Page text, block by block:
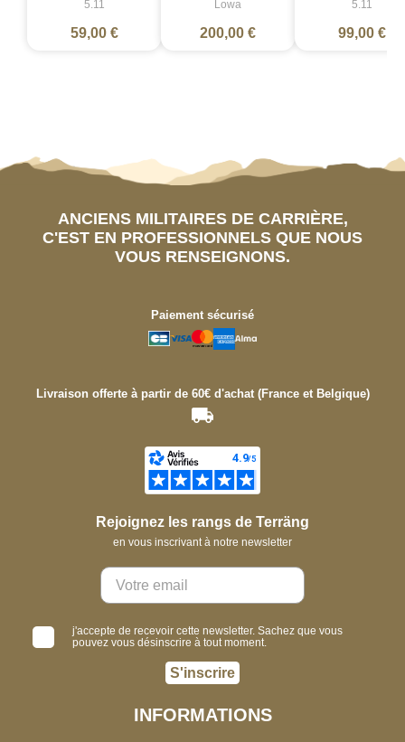
5.11
59,00 €
Lowa
200,00 €
5.11
99,00 €
ANCIENS MILITAIRES DE CARRIÈRE,
C'EST EN PROFESSIONNELS QUE NOUS
VOUS RENSEIGNONS.
Paiement sécurisé
Livraison offerte à partir de 60€ d'achat (France et Belgique)
Rejoignez les rangs de Terräng
en vous inscrivant à notre newsletter
j'accepte de recevoir cette newsletter. Sachez que vous
pouvez vous désinscrire à tout moment.
S'inscrire
INFORMATIONS